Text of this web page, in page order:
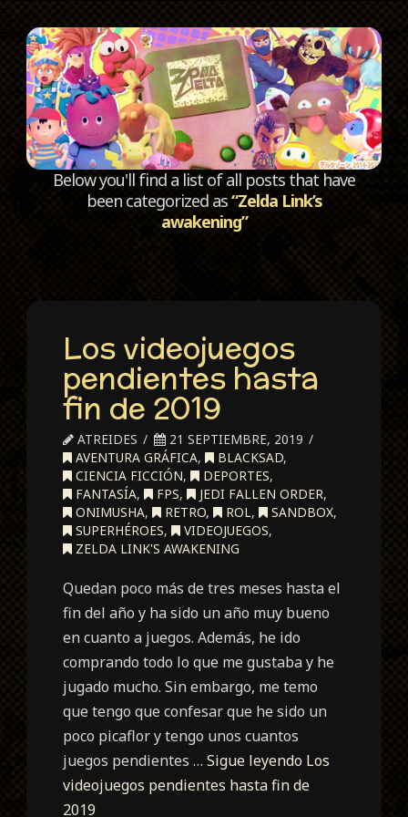
Below you'll find a list of all posts that have
been categorized as“Zelda Link’s
awakening”
Los videojuegos
pendientes hasta
fin de 2019
ATREIDES
21 SEPTIEMBRE, 2019
AVENTURA GRÁFICA, BLACKSAD,
CIENCIA FICCIÓN, DEPORTES,
FANTASÍA, FPS, JEDI FALLEN ORDER,
ONIMUSHA, RETRO, ROL, SANDBOX,
SUPERHÉROES, VIDEOJUEGOS,
ZELDA LINK'S AWAKENING
Quedan poco más de tres meses hasta el
fin del año y ha sido un año muy bueno
en cuanto a juegos. Además, he ido
comprando todo lo que me gustaba y he
jugado mucho. Sin embargo, me temo
que tengo que confesar que he sido un
poco picaflor y tengo unos cuantos
juegos pendientes …Sigue leyendo Los
videojuegos pendientes hasta fin de
2019